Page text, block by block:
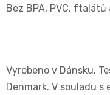
vody
📝
peněz
💸
Bez BPA, PVC,
Vyrobeno v Dánsku.
Denmark. V souladu s